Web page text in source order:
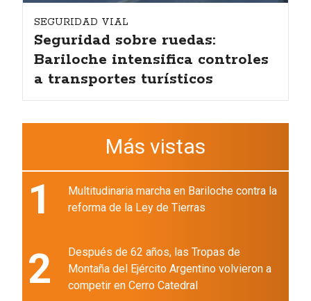
SEGURIDAD VIAL
Seguridad sobre ruedas:
Bariloche intensifica controles
a transportes turísticos
Más vistas
1
Multitudinaria marcha en Bariloche contra la
reforma de la Ley de Tierras
2
Después de 62 años, las Tropas de
Montaña del Ejército Argentino volvieron a
competir en Cerro Catedral